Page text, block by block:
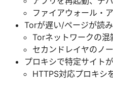
ファイアウォール・
Torが遅い/ページが読
Torネットワークの混
セカンドレイヤのノ
プロキシで特定サイト
HTTPS対応プロキシ